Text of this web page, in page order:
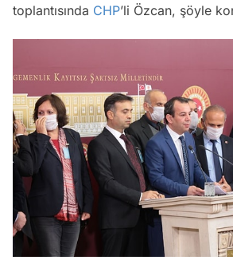
toplantısında CHP’li Özcan, şöyle